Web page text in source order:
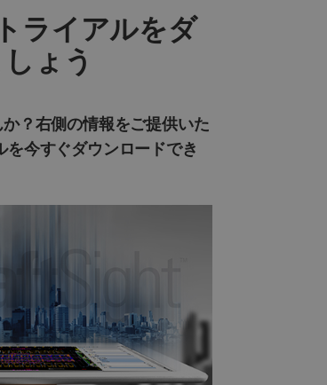
ライアルをダ
ょう
？右側の情報をご提供いた
を今すぐダウンロードでき